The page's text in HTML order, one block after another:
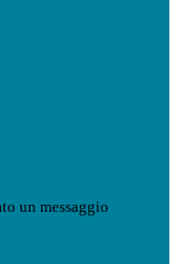
un messaggio